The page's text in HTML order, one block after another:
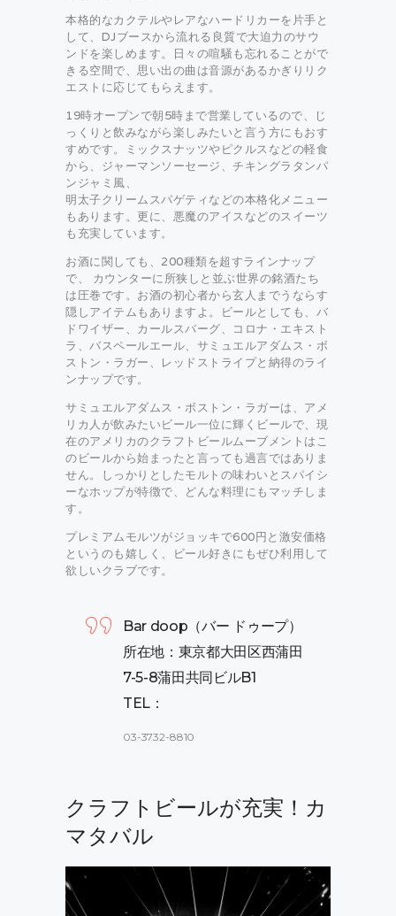
本格的なカクテルやレアなハードリカーを片手と
して、DJブースから流れる良質で大迫力のサウ
ンドを楽しめます。日々の喧騒も忘れることがで
きる空間で、思い出の曲は音源があるかぎりリク
エストに応じてもらえます。
19時オープンで朝5時まで営業しているので、じ
っくりと飲みながら楽しみたいと言う方にもおす
すめです。ミックスナッツやピクルスなどの軽食
から、ジャーマンソーセージ、チキングラタンパ
ンジャミ風、
明太子クリームスパゲティなどの本格化メニュー
もあります。更に、悪魔のアイスなどのスイーツ
も充実しています。
お酒に関しても、200種類を超すラインナップ
で、 カウンターに所狭しと並ぶ世界の銘酒たち
は圧巻です。お酒の初心者から玄人までうならす
隠しアイテムもありますよ。ビールとしても、バ
ドワイザー、カールスバーグ、コロナ・エキスト
ラ、バスペールエール、サミュエルアダムス・ボ
ストン・ラガー、レッドストライプと納得のライ
ンナップです。
サミュエルアダムス・ボストン・ラガーは、アメ
リカ人が飲みたいビール一位に輝くビールで、現
在のアメリカのクラフトビールムーブメントはこ
のビールから始まったと言っても過言ではありま
せん。しっかりとしたモルトの味わいとスパイシ
ーなホップが特徴で、どんな料理にもマッチしま
す。
プレミアムモルツがジョッキで600円と激安価格
というのも嬉しく、ビール好きにもぜひ利用して
欲しいクラブです。
Bar doop（バー ドゥープ）
所在地：東京都大田区西蒲田
7-5-8蒲田共同ビルB1
TEL：
03-3732-8810
クラフトビールが充実！カ
マタバル